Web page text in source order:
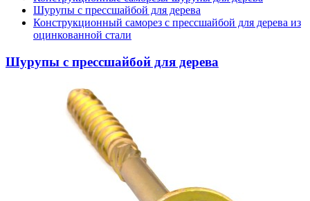
Шурупы с прессшайбой для дерева
Конструкционный саморез с прессшайбой для дерева из
оцинкованной стали
Шурупы с прессшайбой для дерева